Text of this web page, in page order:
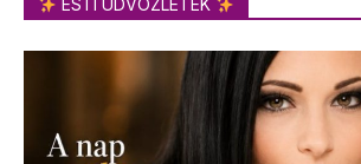
ESTI ÜDVÖZLETEK